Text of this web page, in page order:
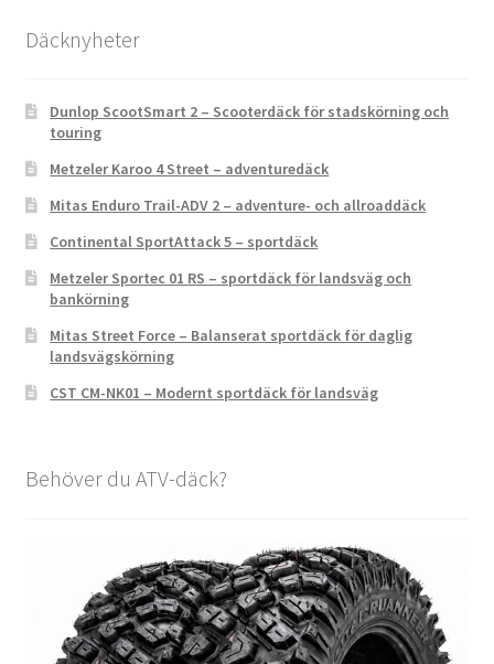
Däcknyheter
Dunlop ScootSmart 2 – Scooterdäck för stadskörning och
touring
Metzeler Karoo 4 Street – adventuredäck
Mitas Enduro Trail-ADV 2 – adventure- och allroaddäck
Continental SportAttack 5 – sportdäck
Metzeler Sportec 01 RS – sportdäck för landsväg och
bankörning
Mitas Street Force – Balanserat sportdäck för daglig
landsvägskörning
CST CM-NK01 – Modernt sportdäck för landsväg
Behöver du ATV-däck?